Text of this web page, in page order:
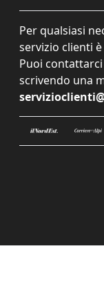
Per qualsiasi
servizio clienti
Puoi
scrivendo una